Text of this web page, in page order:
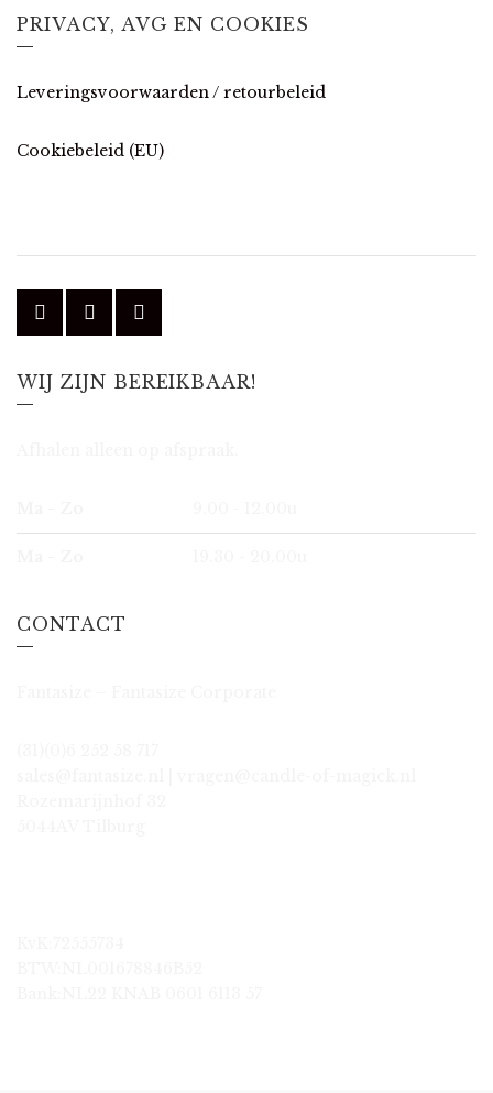
PRIVACY, AVG EN COOKIES
Leveringsvoorwaarden / retourbeleid
Cookiebeleid (EU)
WIJ ZIJN BEREIKBAAR!
CONTACT